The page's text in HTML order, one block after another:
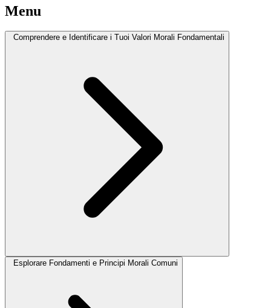
Menu
Comprendere e Identificare i Tuoi Valori Morali Fondamentali
Esplorare Fondamenti e Principi Morali Comuni